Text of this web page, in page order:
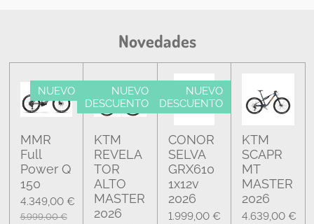
Novedades
NUEVO
MMR
Full
Power Q
150
4.349,00 €
5.999,00 €
NUEVO
DESCUENTO
KTM
REVELA
TOR
ALTO
MASTER
2026
NUEVO
DESCUENTO
CONOR
SELVA
GRX610
1x12v
2026
1.999,00 €
KTM
SCAPR
MT
MASTER
2026
4.639,00 €